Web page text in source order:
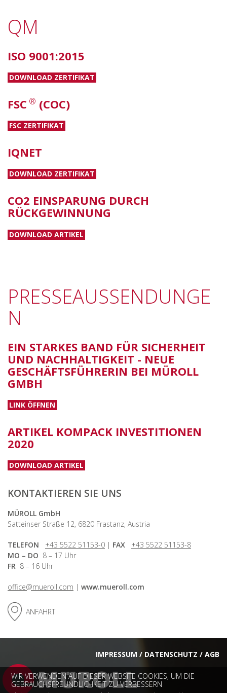
QM
ISO 9001:2015
DOWNLOAD ZERTIFIKAT
FSC ® (COC)
FSC ZERTIFIKAT
IQNET
DOWNLOAD ZERTIFIKAT
CO2 EINSPARUNG DURCH
RÜCKGEWINNUNG
DOWNLOAD ARTIKEL
PRESSEAUSSENDUNGE
N
EIN STARKES BAND FÜR SICHERHEIT
UND NACHHALTIGKEIT - NEUE
GESCHÄFTSFÜHRERIN BEI MÜROLL
GMBH
LINK ÖFFNEN
ARTIKEL KOMPACK INVESTITIONEN
2020
DOWNLOAD ARTIKEL
KONTAKTIEREN SIE UNS
MÜROLL GmbH
Satteinser Straße 12, 6820 Frastanz, Austria
TELEFON +43 5522 51153-0 | FAX
+43 5522 51153-8
MO – DO 8 – 17 Uhr
FR 8 – 16 Uhr
office@mueroll.com | www.mueroll.com
ANFAHRT
FUSSZEILE IMPRESSUM DATENSCHUTZ AGB
WIR VERWENDEN AUF DIESER WEBSITE COOKIES, UM DIE
GEBRAUCHSFREUNDLICHKEIT ZU VERBESSERN